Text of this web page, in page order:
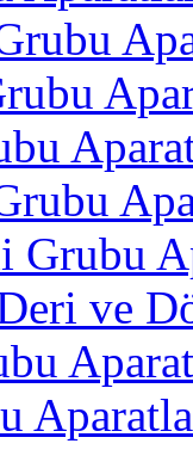
Grubu
ve